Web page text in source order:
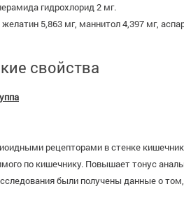
гидрохлорид 2 мг.
желатин 5,863 мг, маннитол 4,397 мг,
свойства
рецепторами в стенке
по кишечнику. Повышает тонус
были получены данные о